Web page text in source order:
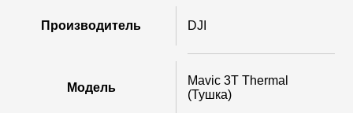
Производитель DJI
Модель
Mavic 3T Thermal
(Тушка)